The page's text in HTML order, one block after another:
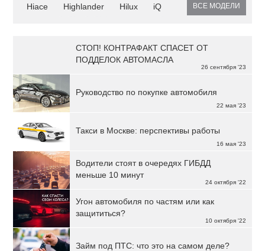
Hiace Highlander Hilux iQ ВСЕ МОДЕЛИ
26 сентября '23
СТОП! КОНТРАФАКТ СПАСЕТ ОТ
ПОДДЕЛОК АВТОМАСЛА
22 мая '23
Руководство по покупке автомобиля
16 мая '23
Такси в Москве: перспективы работы
24 октября '22
Водители стоят в очередях ГИБДД
меньше 10 минут
10 октября '22
Угон автомобиля по частям или как
защититься?
Займ под ПТС: что это на самом деле?